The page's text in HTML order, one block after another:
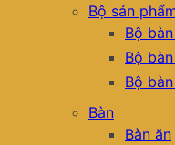
Bộ sản
Bộ
Bộ
Bộ
Bàn
Bàn ăn